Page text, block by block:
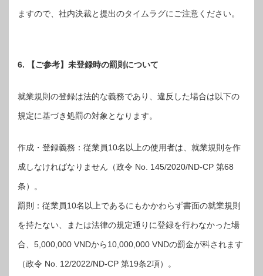
ますので、社内決裁と提出のタイムラグにご注意ください。
6. 【ご参考】未登録時の罰則について
就業規則の登録は法的な義務であり、違反した場合は以下の
規定に基づき処罰の対象となります。
作成・登録義務：従業員10名以上の使用者は、就業規則を作
成しなければなりません（政令 No. 145/2020/ND-CP 第68
条）。
罰則：従業員10名以上であるにもかかわらず書面の就業規則
を持たない、または法律の規定通りに登録を行わなかった場
合、5,000,000 VNDから10,000,000 VNDの罰金が科されます
（政令 No. 12/2022/ND-CP 第19条2項）。